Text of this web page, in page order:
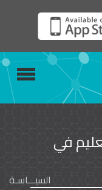
في
السيـــاسـة